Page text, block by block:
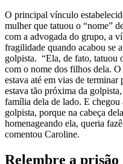
O principal vínculo
mulher que tatuou o “nome”
com a advogada do grupo, a
fragilidade quando acabou se
golpista. “Ela, de fato, tatuou
com o nome dos filhos dela. O
estava até em vias de terminar
estava tão próxima da
família dela de lado. E chegou
golpista, porque na cabeça
homenageando ela, queria
comentou Caroline.
Relembre a prisão